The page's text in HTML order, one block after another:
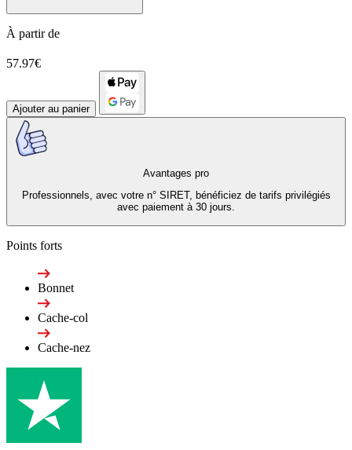
À partir de
57.97€
Ajouter au panier
Avantages pro
Professionnels, avec votre n° SIRET, bénéficiez de tarifs privilégiés
avec paiement à 30 jours.
Points forts
Bonnet
Cache-col
Cache-nez